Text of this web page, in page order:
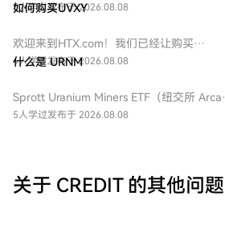
ETF（纽交所 Arca 代码：UVXY），中文：
ETF 为每日 2 倍杠杆做多 VIX 短期期货产
品，挂钩标普 500 短期波动率期货指数，该
基金通常用于在美股市场波动加剧或恐慌情
特性和期货展期成本，它不适合长期持有。
5人学过发布于 2026.08.08
如何购买UVXY
欢迎来到HTX.com！我们已经让购买
ProShares 两倍做多短期 VIX 期货
逐步指南，放心开始您的加密货币之旅。第
一步：创建您的HTX账户使用您的电子邮
或Mastercard即时购买ProShares 两倍做多
4人学过发布于 2026.08.08
什么是 URNM
Sprott Uranium Miners ETF（纽交所 Arca
代码：URNM），中文：无（bn无），传统
铀持有企业，受益全球清洁能源转型与核电
需求增长，是美股稀缺铀矿赛道投资工具。
5人学过发布于 2026.08.08
关于 CREDIT 的其他问题